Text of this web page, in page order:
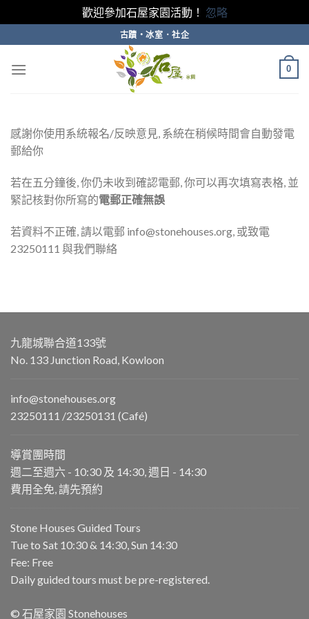
歡迎參加石屋家園活動！ 忽略
to
content
古蹟・冰室．社企
0
感謝你使用系統報名/反映意見, 系統在稍候時間會自動發電
郵給你
若在五分鐘後, 你仍未收到確認電郵, 你可以再次填寫表格, 並
緊記核對你所寫的電郵正確無誤
若資料不正確, 請以電郵 info@stonehouses.org, 或致電
23250111 與我們聯絡
九龍城聯合道133號
No. 133 Junction Road, Kowloon
info@stonehouses.org
23250111 /23250131 (Café)
導賞團時間
週二至週六 - 10:30 及 14:30, 週日 - 14:30
費用全免, 請先預約
Stone Houses Guided Tours
Tue to Sat 10:30 & 14:30, Sun 14:30
Fee: Free
Daily guided tours must be pre-registered.
© 石屋家園 Stonehouses